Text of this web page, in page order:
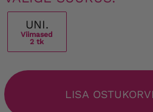
UNI.
Viimased
2 tk
LISA OSTUKORVI